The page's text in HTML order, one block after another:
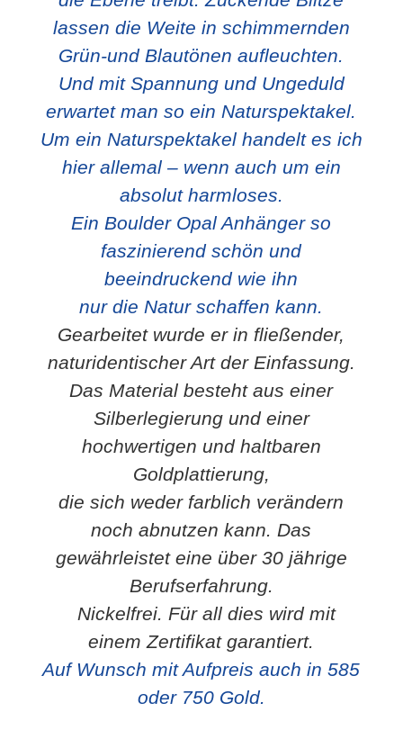
lassen die Weite in schimmernden
Grün-und Blautönen aufleuchten.
Und mit Spannung und Ungeduld
erwartet man so ein Naturspektakel.
Um ein Naturspektakel handelt es ich
hier allemal – wenn auch um ein
absolut harmloses.
Ein Boulder Opal Anhänger so
faszinierend schön und
beeindruckend wie ihn
nur die Natur schaffen kann.
Gearbeitet wurde er in fließender,
naturidentischer Art der Einfassung.
Das Material besteht aus einer
Silberlegierung und einer
hochwertigen und haltbaren
Goldplattierung,
die sich weder farblich verändern
noch abnutzen kann. Das
gewährleistet eine über 30 jährige
Berufserfahrung.
Nickelfrei. Für all dies wird mit
einem Zertifikat garantiert.
Auf Wunsch mit Aufpreis auch in 585
oder 750 Gold.